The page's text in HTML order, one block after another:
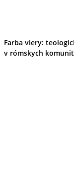
Farba viery:
v rómskych